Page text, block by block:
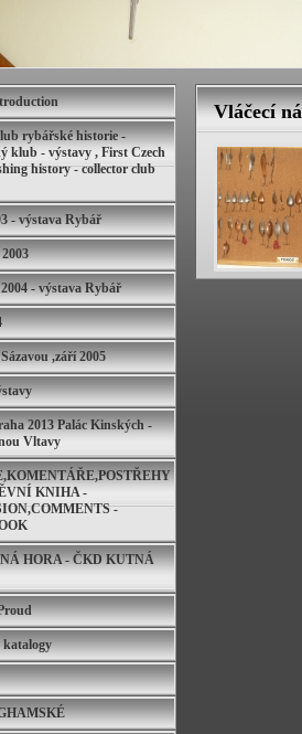
Vláčecí
rybářské historie -
klub - výstavy , First Czech
history - collector club
- výstava Rybář
- výstava Rybář
,září 2005
2013 Palác Kinských -
Vltavy
KNIHA -
-
HORA - ČKD KUTNÁ
katalogy